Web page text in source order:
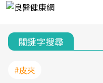
關鍵字搜尋
#皮夾